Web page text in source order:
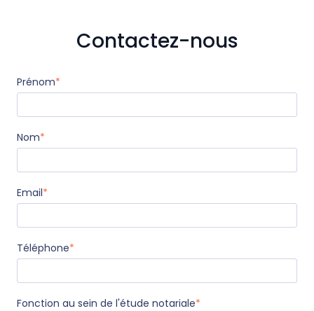
Contactez-nous
Prénom*
Nom*
Email*
Téléphone*
Fonction au sein de l'étude notariale*